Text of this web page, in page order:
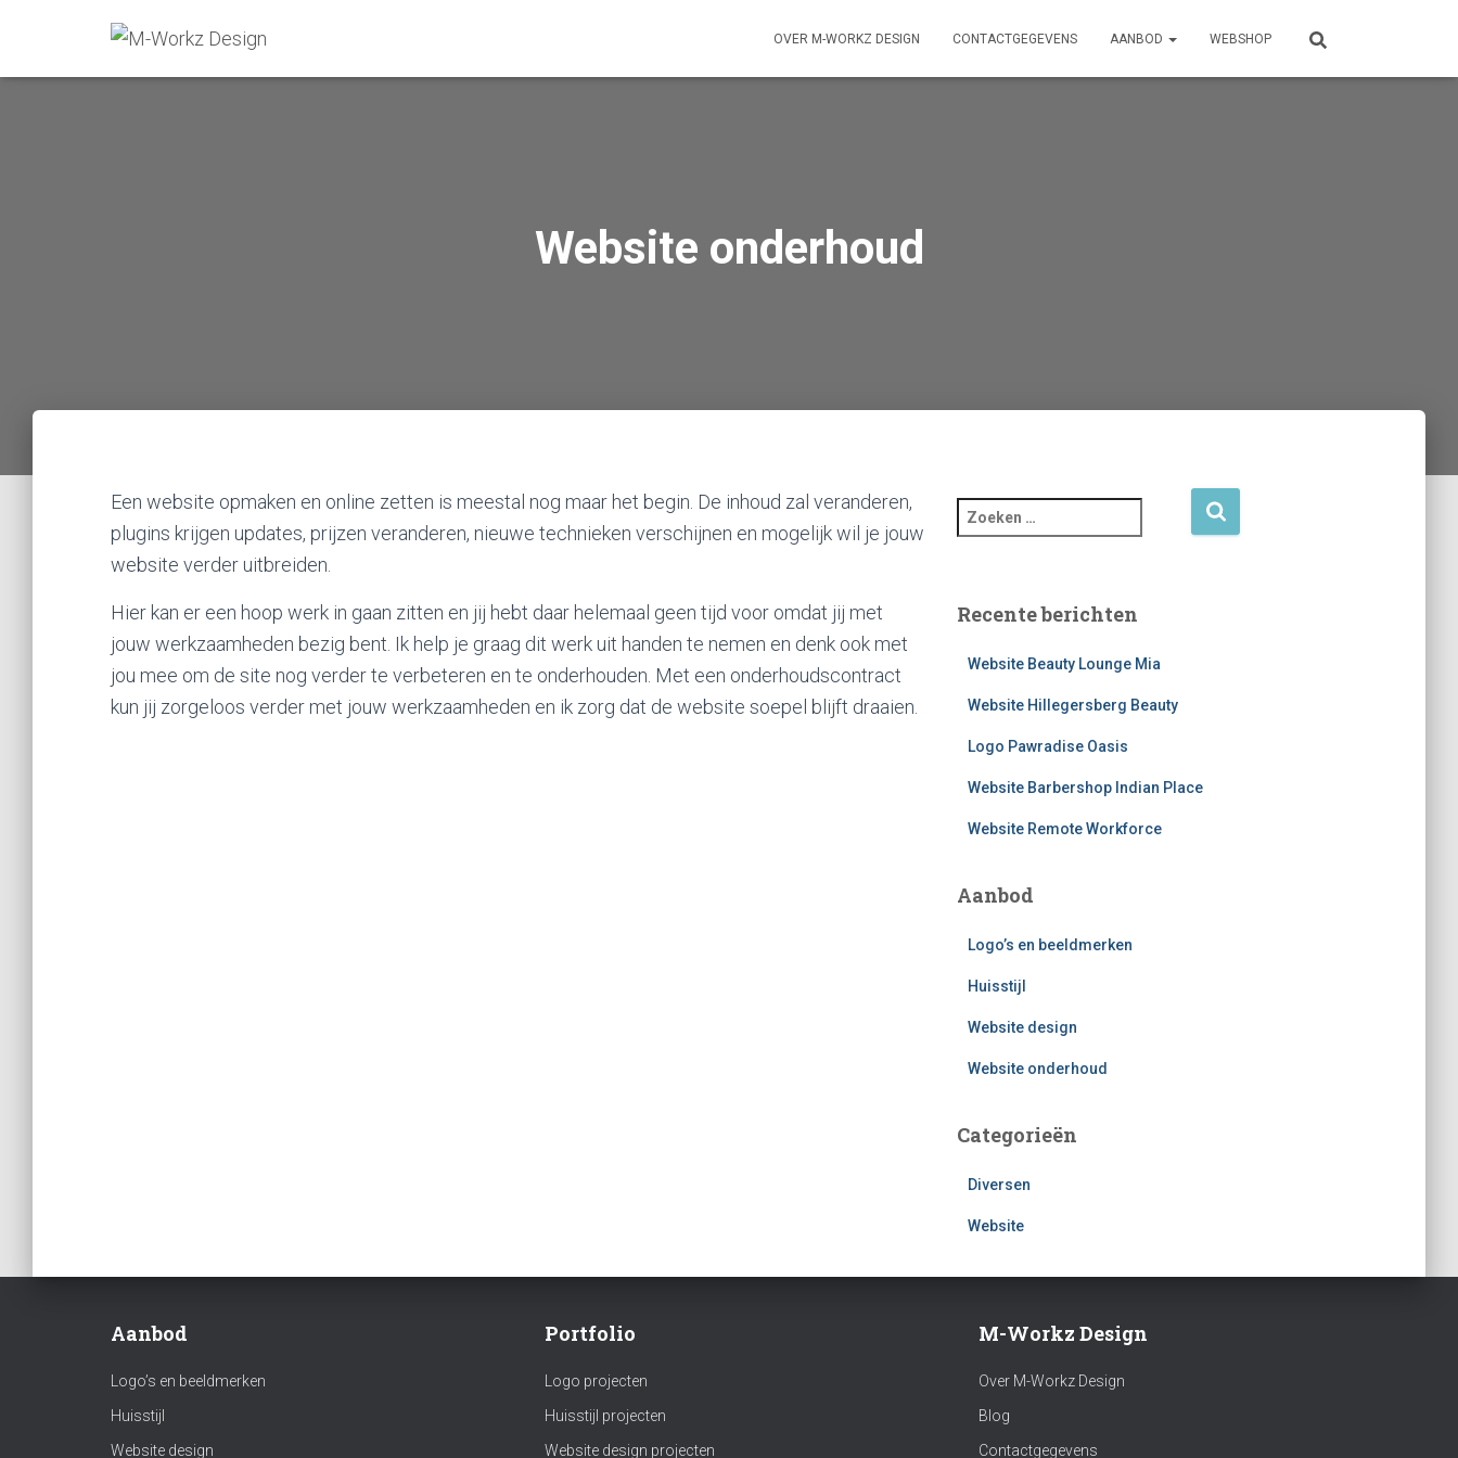
OVER M-WORKZ DESIGN CONTACTGEGEVENS AANBOD WEBSHOP
Website onderhoud
Een website opmaken en online zetten is meestal nog maar het begin. De inhoud zal veranderen,
plugins krijgen updates, prijzen veranderen, nieuwe technieken verschijnen en mogelijk wil je jouw
website verder uitbreiden.
Hier kan er een hoop werk in gaan zitten en jij hebt daar helemaal geen tijd voor omdat jij met
jouw werkzaamheden bezig bent. Ik help je graag dit werk uit handen te nemen en denk ook met
jou mee om de site nog verder te verbeteren en te onderhouden. Met een onderhoudscontract
kun jij zorgeloos verder met jouw werkzaamheden en ik zorg dat de website soepel blijft draaien.
o
e
Recente berichten
Website Beauty Lounge Mia
Website Hillegersberg Beauty
Logo Pawradise Oasis
Website Barbershop Indian Place
Website Remote Workforce
Aanbod
Logo’s en beeldmerken
Huisstijl
Website design
Website onderhoud
Categorieën
Diversen
Website
Aanbod
Logo’s en beeldmerken
Huisstijl
Website design
Portfolio
Logo projecten
Huisstijl projecten
Website design projecten
M-Workz Design
Over M-Workz Design
Blog
Contactgegevens